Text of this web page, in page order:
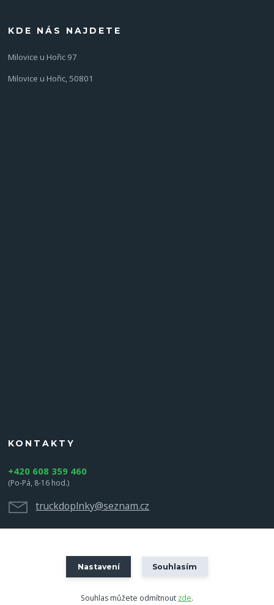
KDE NÁS NAJDETE
Milovice u Hořic 97
Milovice u Hořic, 50801
KONTAKTY
+420 608 359 460
(Po-Pá, 8-16 hod.)
truckdoplnky@seznam.cz
Vytvořeno na Eshop-rychle.cz
Nastavení Souhlasím
Souhlas můžete odmítnout zde.